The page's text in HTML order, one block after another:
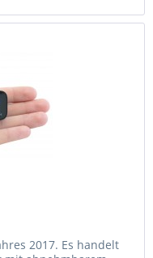
2017. Es handelt